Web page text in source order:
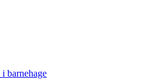
barnehage